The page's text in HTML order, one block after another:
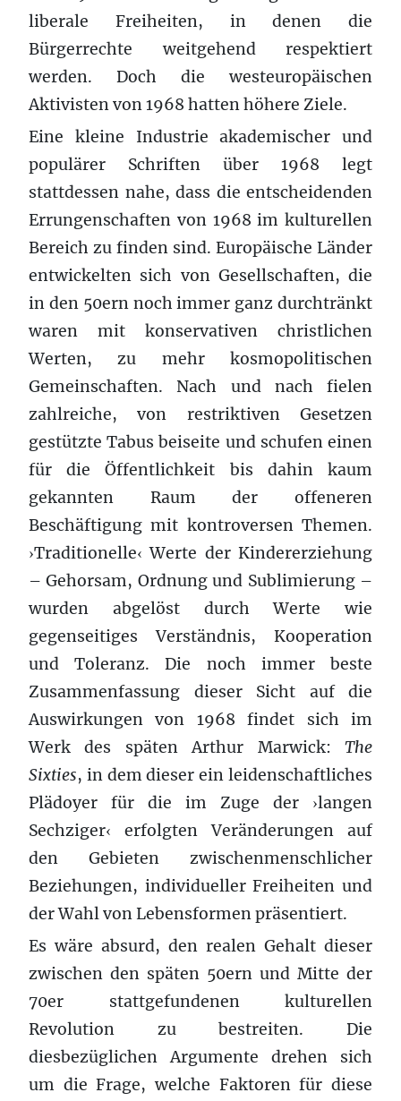
liberale Freiheiten, in denen die
Bürgerrechte weitgehend respektiert
werden. Doch die westeuropäischen
Aktivisten von 1968 hatten höhere Ziele.
Eine kleine Industrie akademischer und
populärer Schriften über 1968 legt
stattdessen nahe, dass die entscheidenden
Errungenschaften von 1968 im kulturellen
Bereich zu finden sind. Europäische Länder
entwickelten sich von Gesellschaften, die
in den 50ern noch immer ganz durchtränkt
waren mit konservativen christlichen
Werten, zu mehr kosmopolitischen
Gemeinschaften. Nach und nach fielen
zahlreiche, von restriktiven Gesetzen
gestützte Tabus beiseite und schufen einen
für die Öffentlichkeit bis dahin kaum
gekannten Raum der offeneren
Beschäftigung mit kontroversen Themen.
›Traditionelle‹ Werte der Kindererziehung
– Gehorsam, Ordnung und Sublimierung –
wurden abgelöst durch Werte wie
gegenseitiges Verständnis, Kooperation
und Toleranz. Die noch immer beste
Zusammenfassung dieser Sicht auf die
Auswirkungen von 1968 findet sich im
Werk des späten Arthur Marwick: The
Sixties, in dem dieser ein leidenschaftliches
Plädoyer für die im Zuge der ›langen
Sechziger‹ erfolgten Veränderungen auf
den Gebieten zwischenmenschlicher
Beziehungen, individueller Freiheiten und
der Wahl von Lebensformen präsentiert.
Es wäre absurd, den realen Gehalt dieser
zwischen den späten 50ern und Mitte der
70er stattgefundenen kulturellen
Revolution zu bestreiten. Die
diesbezüglichen Argumente drehen sich
um die Frage, welche Faktoren für diese